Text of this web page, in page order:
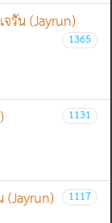
รัน (Jayrun)
1365
1131
(Jayrun)
1117